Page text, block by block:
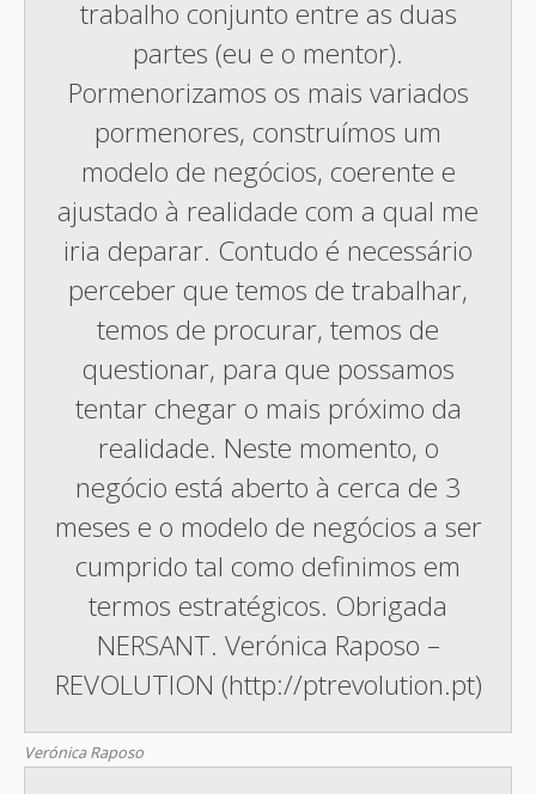
trabalho conjunto entre as duas
partes (eu e o mentor).
Pormenorizamos os mais variados
pormenores, construímos um
modelo de negócios, coerente e
ajustado à realidade com a qual me
iria deparar. Contudo é necessário
perceber que temos de trabalhar,
temos de procurar, temos de
questionar, para que possamos
tentar chegar o mais próximo da
realidade. Neste momento, o
negócio está aberto à cerca de 3
meses e o modelo de negócios a ser
cumprido tal como definimos em
termos estratégicos. Obrigada
NERSANT. Verónica Raposo –
REVOLUTION (http://ptrevolution.pt)
Verónica Raposo